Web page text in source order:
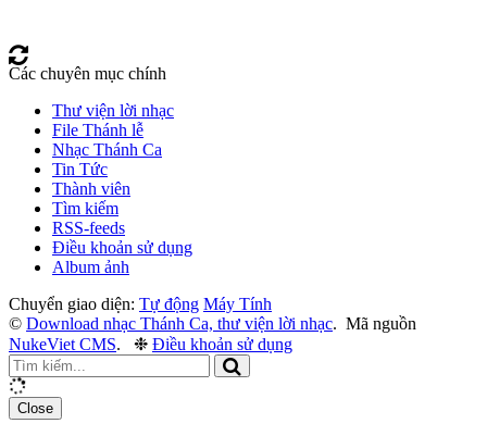
Các chuyên mục chính
Thư viện lời nhạc
File Thánh lễ
Nhạc Thánh Ca
Tin Tức
Thành viên
Tìm kiếm
RSS-feeds
Điều khoản sử dụng
Album ảnh
Chuyển giao diện: Tự động Máy Tính
© Download nhạc Thánh Ca, thư viện lời nhạc. Mã nguồn
NukeViet CMS. ❉ Điều khoản sử dụng
Close